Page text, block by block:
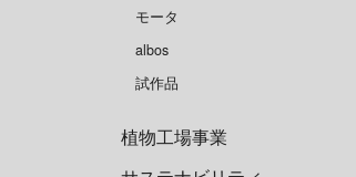
モータ
albos
試作品
植物工場事業